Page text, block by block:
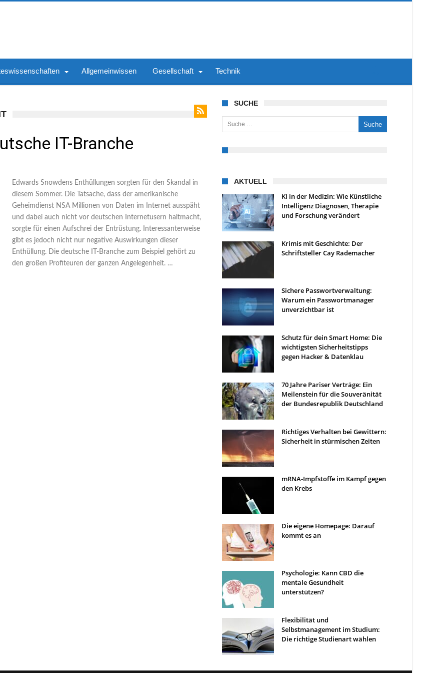
Allgemeinwissen Gesellschaft Technik
IT-Branche
Edwards Snowdens Enthüllungen sorgten für den Skandal in
diesem Sommer. Die Tatsache, dass der amerikanische
Geheimdienst NSA Millionen von Daten im Internet ausspäht
und dabei auch nicht vor deutschen Internetusern haltmacht,
sorgte für einen Aufschrei der Entrüstung. Interessanterweise
gibt es jedoch nicht nur negative Auswirkungen dieser
Enthüllung. Die deutsche IT-Branche zum Beispiel gehört zu
den großen Profiteuren der ganzen Angelegenheit. …
SUCHE
Suche nach:
AKTUELL
KI in der Medizin: Wie Künstliche
Intelligenz Diagnosen, Therapie
und Forschung verändert
Krimis mit Geschichte: Der
Schriftsteller Cay Rademacher
Sichere Passwortverwaltung:
Warum ein Passwortmanager
unverzichtbar ist
Schutz für dein Smart Home: Die
wichtigsten Sicherheitstipps
gegen Hacker & Datenklau
70 Jahre Pariser Verträge: Ein
Meilenstein für die Souveränität
der Bundesrepublik Deutschland
Richtiges Verhalten bei Gewittern:
Sicherheit in stürmischen Zeiten
mRNA-Impfstoffe im Kampf gegen
den Krebs
Die eigene Homepage: Darauf
kommt es an
Psychologie: Kann CBD die
mentale Gesundheit
unterstützen?
Flexibilität und
Selbstmanagement im Studium:
Die richtige Studienart wählen